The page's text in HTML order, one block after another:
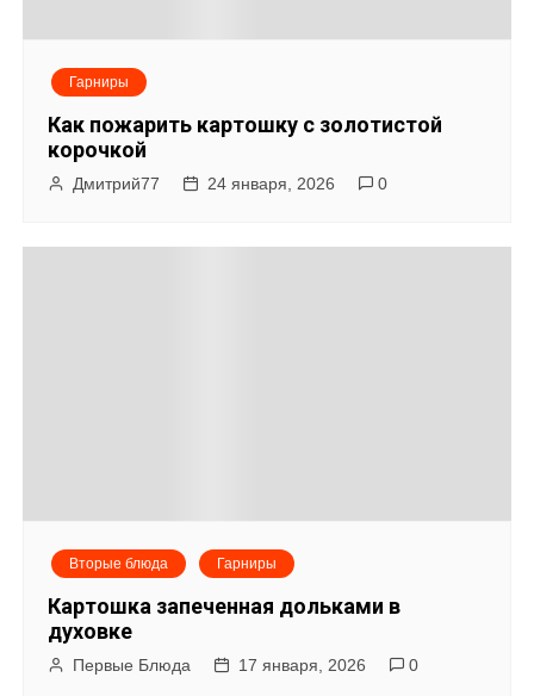
Гарниры
Как пожарить картошку с золотистой
корочкой
Дмитрий77 24 января, 2026 0
Вторые блюда Гарниры
Картошка запеченная дольками в
духовке
Первые Блюда 17 января, 2026 0